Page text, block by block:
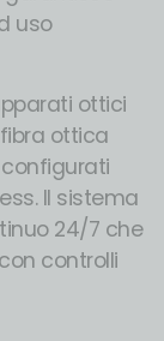
uso
ottici
ottica
Il sistema
24/7 che
controlli